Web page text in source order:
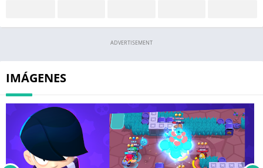
ADVERTISEMENT
IMÁGENES